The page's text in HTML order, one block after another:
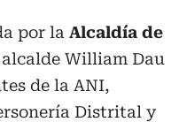
por la Alcaldía de
William Dau
de la ANI,
Distrital y